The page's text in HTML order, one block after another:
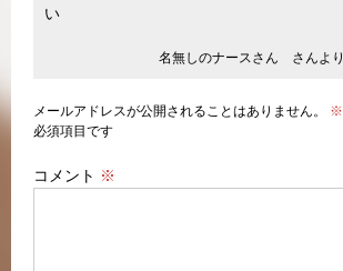
い
名無しのナースさん さんより
メールアドレスが公開されることはありません。 ※
必須項目です
コメント ※